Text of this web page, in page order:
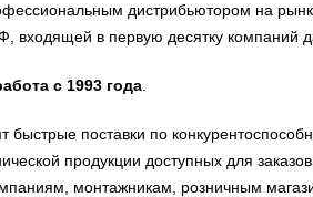
дистрибьютором на
входящей в первую десятку компаний
с 1993 года
быстрые поставки по
продукции доступных для
монтажникам, розничным